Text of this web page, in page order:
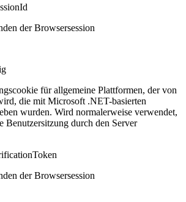
der Browsersession
für allgemeine Plattformen, der von
die mit Microsoft .NET-basierten
wurden. Wird normalerweise verwendet,
Benutzersitzung durch den Server
der Browsersession